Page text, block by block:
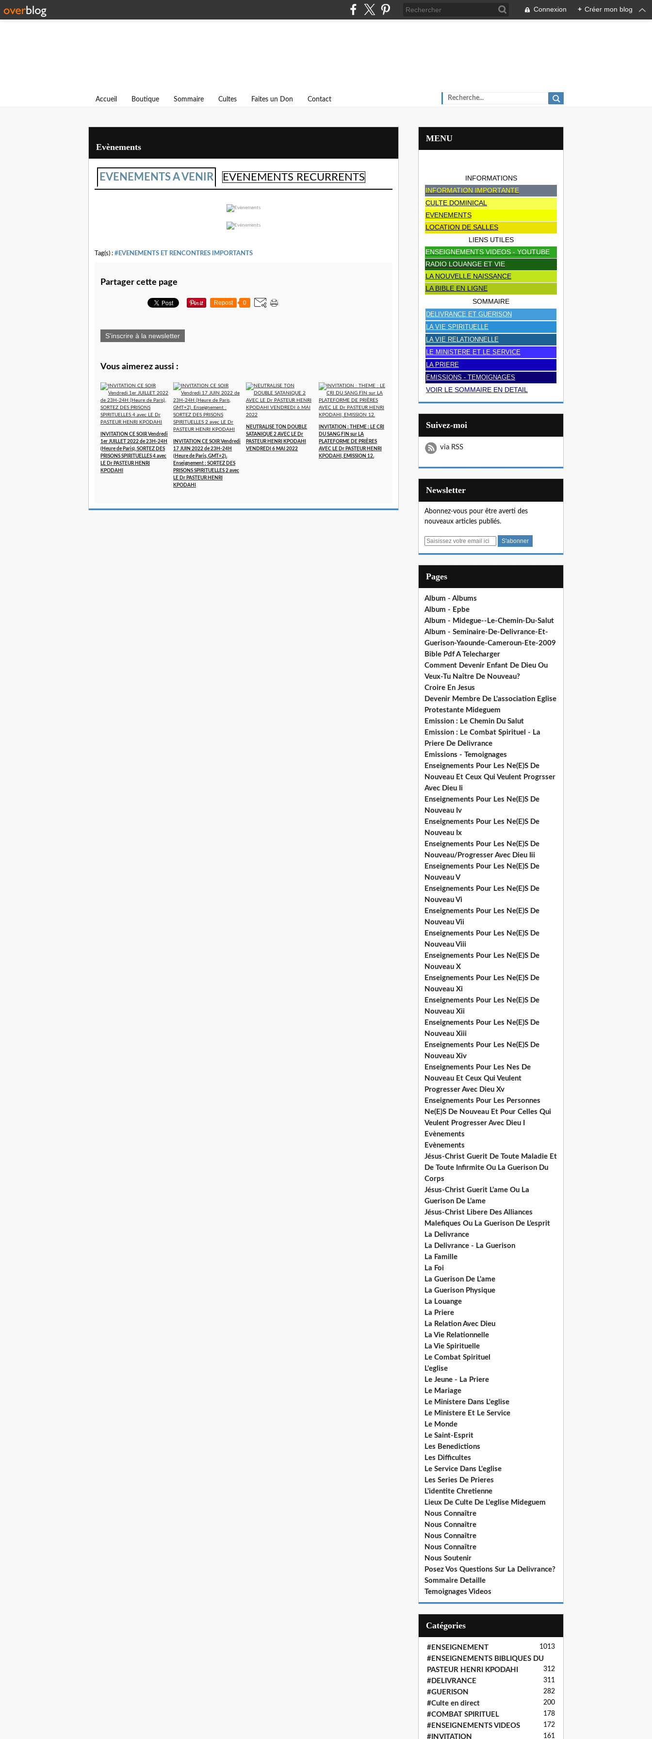
Connexion + Créer mon blog
Accueil Boutique Sommaire Cultes Faites un Don Contact
Evènements
EVENEMENTS A VENIR EVENEMENTS RECURRENTS
Tag(s) : #EVENEMENTS ET RENCONTRES IMPORTANTS
Partager cette page
Repost 0
S'inscrire à la newsletter
Vous aimerez aussi :
INVITATION CE SOIR Vendredi
1er JUILLET 2022 de 23H-24H
(Heure de Paris), SORTEZ DES
PRISONS SPIRITUELLES 4 avec
LE Dr PASTEUR HENRI
KPODAHI
INVITATION CE SOIR Vendredi
17 JUIN 2022 de 23H-24H
(Heure de Paris, GMT+2).
Enseignement : SORTEZ DES
PRISONS SPIRITUELLES 2 avec
LE Dr PASTEUR HENRI
KPODAHI
NEUTRALISE TON DOUBLE
SATANIQUE 2 AVEC LE Dr
PASTEUR HENRI KPODAHI
VENDREDI 6 MAI 2022
INVITATION : THEME : LE CRI
DU SANG FIN sur LA
PLATEFORME DE PRIÈRES
AVEC LE Dr PASTEUR HENRI
KPODAHI, EMISSION 12.
MENU
INFORMATIONS
INFORMATION IMPORTANTE
CULTE DOMINICAL
EVENEMENTS
LOCATION DE SALLES
LIENS UTILES
ENSEIGNEMENTS VIDEOS - YOUTUBE
RADIO LOUANGE ET VIE
LA NOUVELLE NAISSANCE
LA BIBLE EN LIGNE
SOMMAIRE
DELIVRANCE ET GUERISON
LA VIE SPIRITUELLE
LA VIE RELATIONNELLE
LE MINISTERE ET LE SERVICE
LA PRIERE
EMISSIONS - TEMOIGNAGES
VOIR LE SOMMAIRE EN DETAIL
Suivez-moi
via RSS
Newsletter
Abonnez-vous pour être averti des
nouveaux articles publiés.
E
Pages
Album - Albums
Album - Epbe
Album - Midegue--Le-Chemin-Du-Salut
Album - Seminaire-De-Delivrance-Et-
Guerison-Yaounde-Cameroun-Ete-2009
Bible Pdf A Telecharger
Comment Devenir Enfant De Dieu Ou
Veux-Tu Naître De Nouveau?
Croire En Jesus
Devenir Membre De L'association Eglise
Protestante Mideguem
Emission : Le Chemin Du Salut
Emission : Le Combat Spirituel - La
Priere De Delivrance
Emissions - Temoignages
Enseignements Pour Les Ne(E)S De
Nouveau Et Ceux Qui Veulent Progrsser
Avec Dieu Ii
Enseignements Pour Les Ne(E)S De
Nouveau Iv
Enseignements Pour Les Ne(E)S De
Nouveau Ix
Enseignements Pour Les Ne(E)S De
Nouveau/Progresser Avec Dieu Iii
Enseignements Pour Les Ne(E)S De
Nouveau V
Enseignements Pour Les Ne(E)S De
Nouveau Vi
Enseignements Pour Les Ne(E)S De
Nouveau Vii
Enseignements Pour Les Ne(E)S De
Nouveau Viii
Enseignements Pour Les Ne(E)S De
Nouveau X
Enseignements Pour Les Ne(E)S De
Nouveau Xi
Enseignements Pour Les Ne(E)S De
Nouveau Xii
Enseignements Pour Les Ne(E)S De
Nouveau Xiii
Enseignements Pour Les Ne(E)S De
Nouveau Xiv
Enseignements Pour Les Nes De
Nouveau Et Ceux Qui Veulent
Progresser Avec Dieu Xv
Enseignements Pour Les Personnes
Ne(E)S De Nouveau Et Pour Celles Qui
Veulent Progresser Avec Dieu I
Evènements
Evènements
Jésus-Christ Guerit De Toute Maladie Et
De Toute Infirmite Ou La Guerison Du
Corps
Jésus-Christ Guerit L’ame Ou La
Guerison De L’ame
Jésus-Christ Libere Des Alliances
Malefiques Ou La Guerison De L’esprit
La Delivrance
La Delivrance - La Guerison
La Famille
La Foi
La Guerison De L'ame
La Guerison Physique
La Louange
La Priere
La Relation Avec Dieu
La Vie Relationnelle
La Vie Spirituelle
Le Combat Spirituel
L'eglise
Le Jeune - La Priere
Le Mariage
Le Ministere Dans L'eglise
Le Ministere Et Le Service
Le Monde
Le Saint-Esprit
Les Benedictions
Les Difficultes
Le Service Dans L'eglise
Les Series De Prieres
L'identite Chretienne
Lieux De Culte De L'eglise Mideguem
Nous Connaître
Nous Connaître
Nous Connaître
Nous Connaître
Nous Soutenir
Posez Vos Questions Sur La Delivrance?
Sommaire Detaille
Temoignages Videos
Catégories
#ENSEIGNEMENT 1013
#ENSEIGNEMENTS BIBLIQUES DU
PASTEUR HENRI KPODAHI
312
#DELIVRANCE 311
#GUERISON 282
#Culte en direct 200
#COMBAT SPIRITUEL 178
#ENSEIGNEMENTS VIDEOS 172
#INVITATION 161